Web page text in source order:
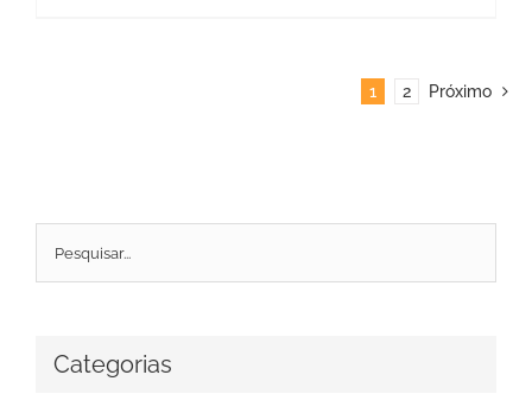
1 2 Próximo
Categorias